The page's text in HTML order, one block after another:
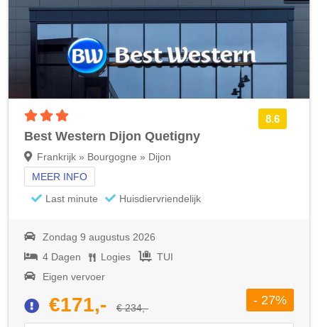
8.6
Best Western Dijon Quetigny
Frankrijk » Bourgogne » Dijon
MEER INFO
Last minute
Huisdiervriendelijk
Zondag 9 augustus 2026
4 Dagen
Logies
TUI
Eigen vervoer
€171,- € 234,-
- 27%